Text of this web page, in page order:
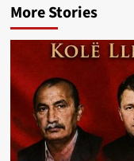
More Stories